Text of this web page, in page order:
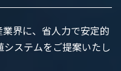
界に、省人力で安定的
ステムをご提案いたし